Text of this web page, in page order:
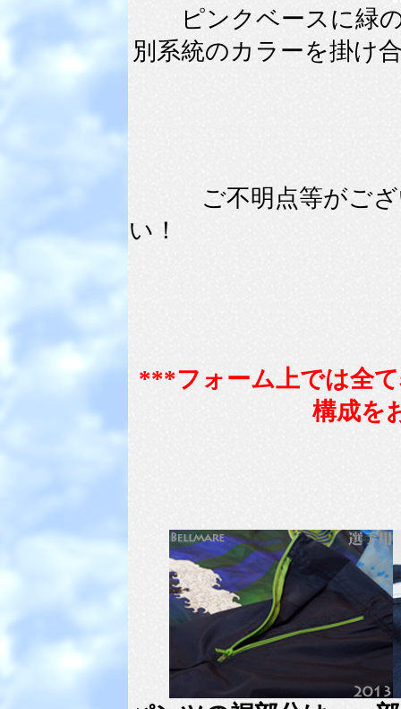
ピンクベースに緑
別系統のカラーを掛け
ご不明点等がござい
い！
***フォーム上では全
構成を